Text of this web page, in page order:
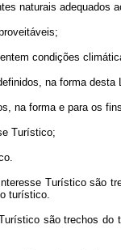
naturais adequados
condições
na forma desta
na forma e para os
Turístico;
Turístico são
turístico.
são trechos do